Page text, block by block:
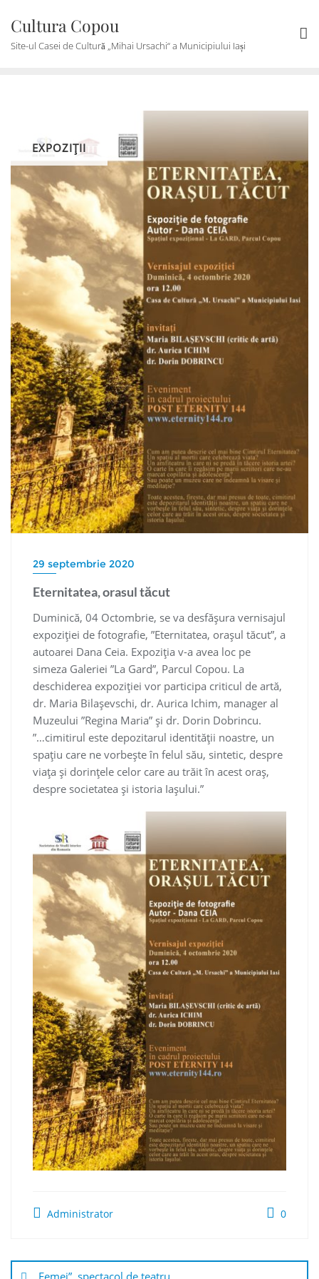
content
Cultura Copou
Site-ul Casei de Cultură „Mihai Ursachi“ a Municipiului Iași
EXPOZIŢII
29 septembrie 2020
Eternitatea, orasul tăcut
Duminică, 04 Octombrie, se va desfășura vernisajul
expoziției de fotografie, ”Eternitatea, orașul tăcut”, a
autoarei Dana Ceia. Expoziția v-a avea loc pe
simeza Galeriei ”La Gard”, Parcul Copou. La
deschiderea expoziției vor participa criticul de artă,
dr. Maria Bilașevschi, dr. Aurica Ichim, manager al
Muzeului ”Regina Maria” și dr. Dorin Dobrincu.
”…cimitirul este depozitarul identității noastre, un
spațiu care ne vorbește în felul său, sintetic, despre
viața și dorințele celor care au trăit în acest oraș,
despre societatea și istoria Iașului.”
Administrator 0
în